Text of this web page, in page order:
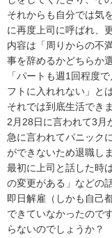
それからも自分では気
に再度上司に呼ばれ、
内容は「周りからの不
事を辞めるかどちらか
「パートも週1回程度
フトに入れれない」と
それでは到底生活でき
2月28日に言われて3月
急に言われてパニック
ができないため退職しま
最初に上司と話した時
の変更がある」などの
即日解雇（しかも自己
できていなかったので
らないのでしょうか？